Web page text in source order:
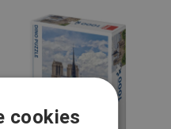
cookies